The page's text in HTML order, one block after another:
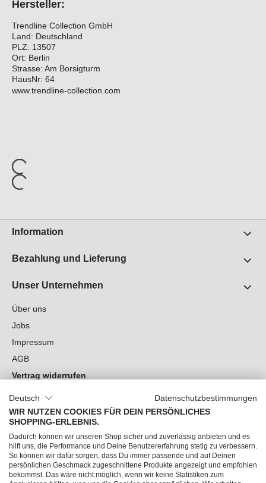
Hersteller:
Trendline Collection GmbH
Land: Deutschland
PLZ: 13507
Ort: Berlin
Strasse: Am Borsigturm
HausNr: 64
www.trendline-collection.com
Information
Bezahlung und Lieferung
Unser Unternehmen
Über uns
Jobs
Impressum
AGB
Vertrag widerrufen
Cookie-Einstellungen
Du hast Fragen?
Unsere Socials
Deutsch
Datenschutzbestimmungen
WIR NUTZEN COOKIES FÜR DEIN PERSÖNLICHES
SHOPPING-ERLEBNIS.
Dadurch können wir unseren Shop sicher und zuverlässig anbieten und es
hilft uns, die Performance und Deine Benutzererfahrung stetig zu verbessern.
So können wir dafür sorgen, dass Du immer passende und auf Deinen
persönlichen Geschmack zugeschnittene Produkte angezeigt und empfohlen
bekommst. Das wäre nicht möglich, wenn wir keine Statistiken zum